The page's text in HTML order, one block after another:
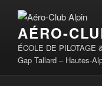
contenu
principal
AÉRO-
ÉCOLE DE PILOTAGE
Gap Tallard – Hautes-